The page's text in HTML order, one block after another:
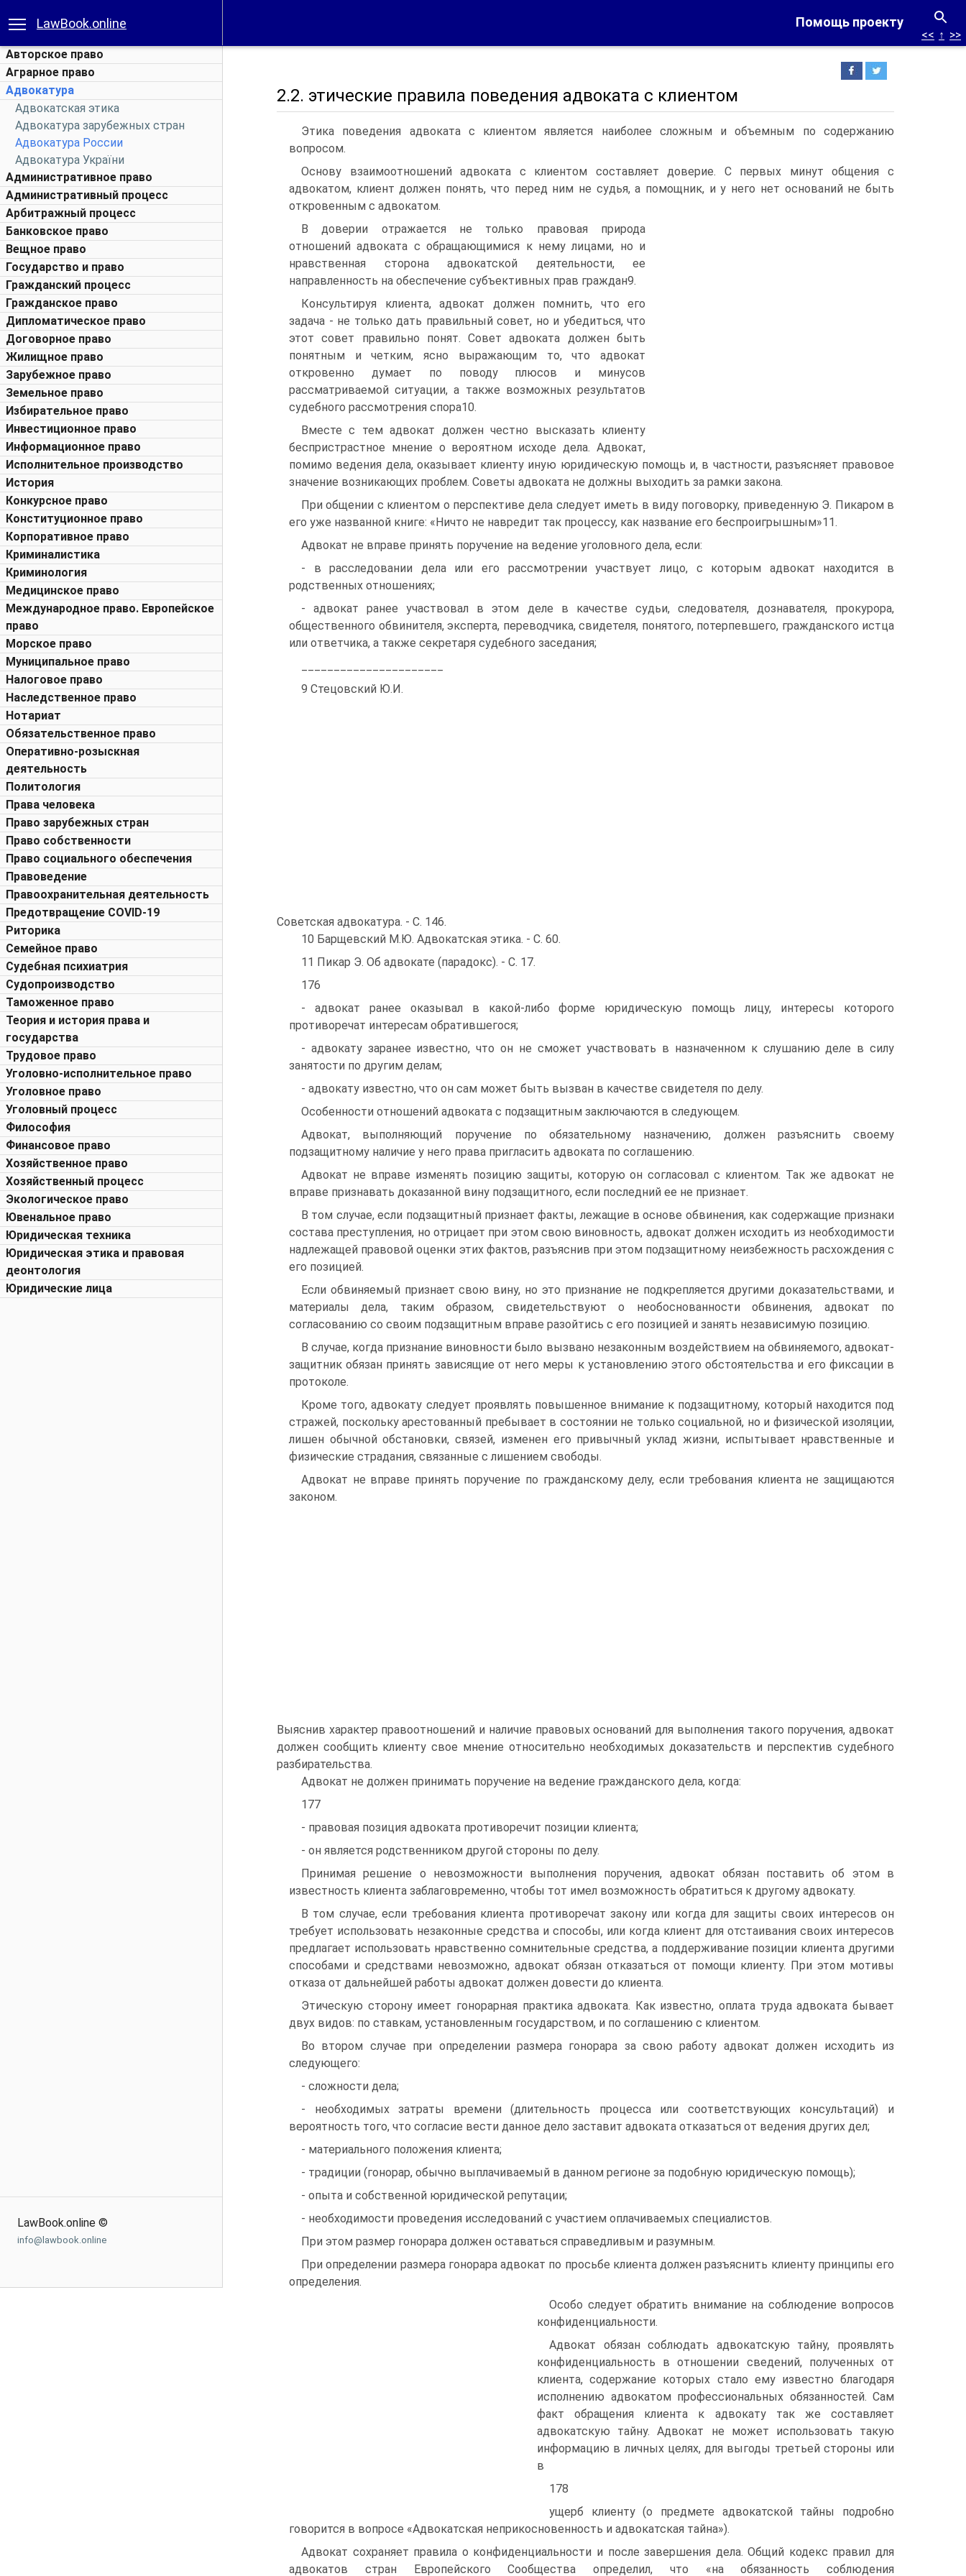
Помощь проекту
LawBook.online
Авторское право
Аграрное право
Адвокатура
Адвокатская этика
Адвокатура зарубежных стран
Адвокатура России
Адвокатура України
Административное право
Административный процесс
Арбитражный процесс
Банковское право
Вещное право
Государство и право
Гражданский процесс
Гражданское право
Дипломатическое право
Договорное право
Жилищное право
Зарубежное право
Земельное право
Избирательное право
Инвестиционное право
Информационное право
Исполнительное производство
История
Конкурсное право
Конституционное право
Корпоративное право
Криминалистика
Криминология
Медицинское право
Международное право. Европейское
право
Морское право
Муниципальное право
Налоговое право
Наследственное право
Нотариат
Обязательственное право
Оперативно-розыскная
деятельность
Политология
Права человека
Право зарубежных стран
Право собственности
Право социального обеспечения
Правоведение
Правоохранительная деятельность
Предотвращение COVID-19
Риторика
Семейное право
Судебная психиатрия
Судопроизводство
Таможенное право
Теория и история права и
государства
Трудовое право
Уголовно-исполнительное право
Уголовное право
Уголовный процесс
Философия
Финансовое право
Хозяйственное право
Хозяйственный процесс
Экологическое право
Ювенальное право
Юридическая техника
Юридическая этика и правовая
деонтология
Юридические лица
LawBook.online ©
info@lawbook.online
<< ↑ >>
2.2. этические правила поведения адвоката с клиентом
Этика поведения адвоката с клиентом является наиболее сложным и объемным по содержанию
вопросом.
Основу взаимоотношений адвоката с клиентом составляет доверие. С первых минут общения с
адвокатом, клиент должен понять, что перед ним не судья, а помощник, и у него нет оснований не быть
откровенным с адвокатом.
В доверии отражается не только правовая природа
отношений адвоката с обращающимися к нему лицами, но и
нравственная сторона адвокатской деятельности, ее
направленность на обеспечение субъективных прав граждан9.
Консультируя клиента, адвокат должен помнить, что его
задача - не только дать правильный совет, но и убедиться, что
этот совет правильно понят. Совет адвоката должен быть
понятным и четким, ясно выражающим то, что адвокат
откровенно думает по поводу плюсов и минусов
рассматриваемой ситуации, а также возможных результатов
судебного рассмотрения спора10.
Вместе с тем адвокат должен честно высказать клиенту
беспристрастное мнение о вероятном исходе дела. Адвокат,
помимо ведения дела, оказывает клиенту иную юридическую помощь и, в частности, разъясняет правовое
значение возникающих проблем. Советы адвоката не должны выходить за рамки закона.
При общении с клиентом о перспективе дела следует иметь в виду поговорку, приведенную Э. Пикаром в
его уже названной книге: «Ничто не навредит так процессу, как название его беспроигрышным»11.
Адвокат не вправе принять поручение на ведение уголовного дела, если:
- в расследовании дела или его рассмотрении участвует лицо, с которым адвокат находится в
родственных отношениях;
- адвокат ранее участвовал в этом деле в качестве судьи, следователя, дознавателя, прокурора,
общественного обвинителя, эксперта, переводчика, свидетеля, понятого, потерпевшего, гражданского истца
или ответчика, а также секретаря судебного заседания;
9 Стецовский Ю.И.
Советская адвокатура. - С. 146.
10 Барщевский М.Ю. Адвокатская этика. - С. 60.
11 Пикар Э. Об адвокате (парадокс). - С. 17.
176
- адвокат ранее оказывал в какой-либо форме юридическую помощь лицу, интересы которого
противоречат интересам обратившегося;
- адвокату заранее известно, что он не сможет участвовать в назначенном к слушанию деле в силу
занятости по другим делам;
- адвокату известно, что он сам может быть вызван в качестве свидетеля по делу.
Особенности отношений адвоката с подзащитным заключаются в следующем.
Адвокат, выполняющий поручение по обязательному назначению, должен разъяснить своему
подзащитному наличие у него права пригласить адвоката по соглашению.
Адвокат не вправе изменять позицию защиты, которую он согласовал с клиентом. Так же адвокат не
вправе признавать доказанной вину подзащитного, если последний ее не признает.
В том случае, если подзащитный признает факты, лежащие в основе обвинения, как содержащие признаки
состава преступления, но отрицает при этом свою виновность, адвокат должен исходить из необходимости
надлежащей правовой оценки этих фактов, разъяснив при этом подзащитному неизбежность расхождения с
его позицией.
Если обвиняемый признает свою вину, но это признание не подкрепляется другими доказательствами, и
материалы дела, таким образом, свидетельствуют о необоснованности обвинения, адвокат по
согласованию со своим подзащитным вправе разойтись с его позицией и занять независимую позицию.
В случае, когда признание виновности было вызвано незаконным воздействием на обвиняемого, адвокат-
защитник обязан принять зависящие от него меры к установлению этого обстоятельства и его фиксации в
протоколе.
Кроме того, адвокату следует проявлять повышенное внимание к подзащитному, который находится под
стражей, поскольку арестованный пребывает в состоянии не только социальной, но и физической изоляции,
лишен обычной обстановки, связей, изменен его привычный уклад жизни, испытывает нравственные и
физические страдания, связанные с лишением свободы.
Адвокат не вправе принять поручение по гражданскому делу, если требования клиента не защищаются
законом.
Выяснив характер правоотношений и наличие правовых оснований для выполнения такого поручения, адвокат
должен сообщить клиенту свое мнение относительно необходимых доказательств и перспектив судебного
разбирательства.
Адвокат не должен принимать поручение на ведение гражданского дела, когда:
177
- правовая позиция адвоката противоречит позиции клиента;
- он является родственником другой стороны по делу.
Принимая решение о невозможности выполнения поручения, адвокат обязан поставить об этом в
известность клиента заблаговременно, чтобы тот имел возможность обратиться к другому адвокату.
В том случае, если требования клиента противоречат закону или когда для защиты своих интересов он
требует использовать незаконные средства и способы, или когда клиент для отстаивания своих интересов
предлагает использовать нравственно сомнительные средства, а поддерживание позиции клиента другими
способами и средствами невозможно, адвокат обязан отказаться от помощи клиенту. При этом мотивы
отказа от дальнейшей работы адвокат должен довести до клиента.
Этическую сторону имеет гонорарная практика адвоката. Как известно, оплата труда адвоката бывает
двух видов: по ставкам, установленным государством, и по соглашению с клиентом.
Во втором случае при определении размера гонорара за свою работу адвокат должен исходить из
следующего:
- сложности дела;
- необходимых затраты времени (длительность процесса или соответствующих консультаций) и
вероятность того, что согласие вести данное дело заставит адвоката отказаться от ведения других дел;
- материального положения клиента;
- традиции (гонорар, обычно выплачиваемый в данном регионе за подобную юридическую помощь);
- опыта и собственной юридической репутации;
- необходимости проведения исследований с участием оплачиваемых специалистов.
При этом размер гонорара должен оставаться справедливым и разумным.
При определении размера гонорара адвокат по просьбе клиента должен разъяснить клиенту принципы его
определения.
Особо следует обратить внимание на соблюдение вопросов
конфиденциальности.
Адвокат обязан соблюдать адвокатскую тайну, проявлять
конфиденциальность в отношении сведений, полученных от
клиента, содержание которых стало ему известно благодаря
исполнению адвокатом профессиональных обязанностей. Сам
факт обращения клиента к адвокату так же составляет
адвокатскую тайну. Адвокат не может использовать такую
информацию в личных целях, для выгоды третьей стороны или
в
178
ущерб клиенту (о предмете адвокатской тайны подробно
говорится в вопросе «Адвокатская неприкосновенность и адвокатская тайна»).
Адвокат сохраняет правила о конфиденциальности и после завершения дела. Общий кодекс правил для
адвокатов стран Европейского Сообщества определил, что «на обязанность соблюдения